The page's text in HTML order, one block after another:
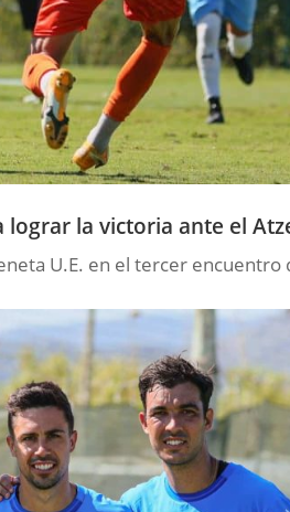
la victoria ante el
U.E. en el tercer encuentro